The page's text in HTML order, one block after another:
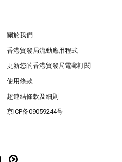
關於我們
香港貿發局流動應用程式
更新您的香港貿發局電郵訂閱
使用條款
超連結條款及細則
京ICP备09059244号